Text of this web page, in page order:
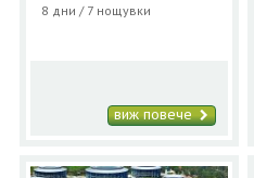
8 дни / 7 нощувки
виж повече